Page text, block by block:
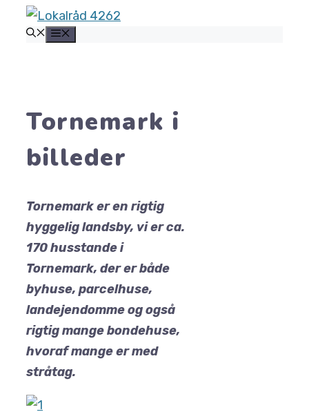
Hop
Tornemark i
billeder
Tornemark er en rigtig
hyggelig landsby, vi er ca.
170 husstande i
Tornemark, der er både
byhuse, parcelhuse,
landejendomme og også
rigtig mange bondehuse,
hvoraf mange er med
stråtag.